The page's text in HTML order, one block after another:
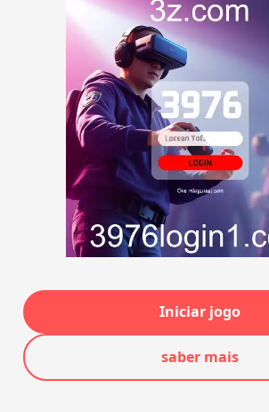
Iniciar jogo
saber mais